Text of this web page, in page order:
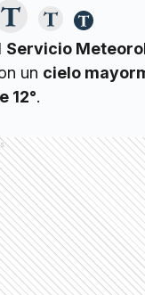
Servicio
un cielo
12°.